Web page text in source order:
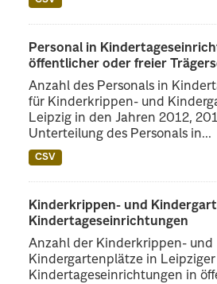
Personal in
öffentlicher oder freier
Anzahl des Personals in
für Kinderkrippen- und
Leipzig in den Jahren 2012,
Unterteilung des Personals in...
CSV
Kinderkrippen- und
Kindertageseinrichtungen
Anzahl der Kinderkrippen- und
Kindergartenplätze in Leipziger
Kindertageseinrichtungen in